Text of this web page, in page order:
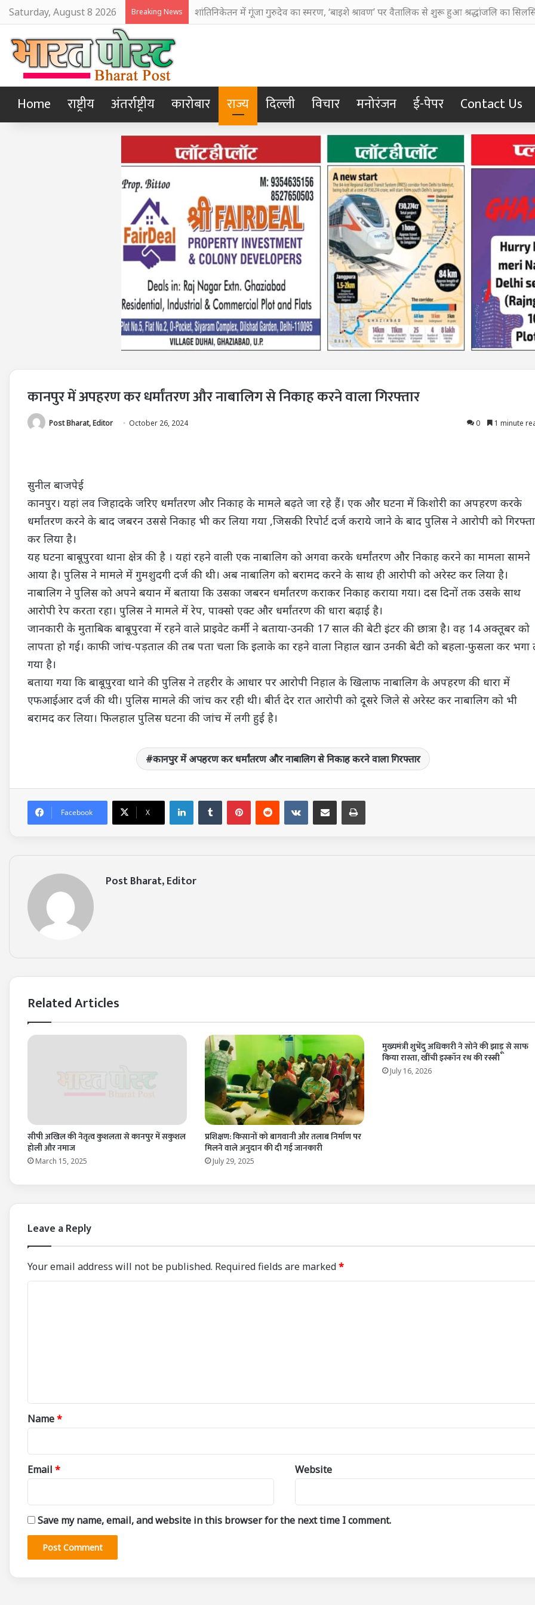
Saturday, August 8 2026 Breaking News अजय नदी में दूषित पानी बहाने का आरोप, चुरूलिया में भाजपा का हल्लाबोल
Home राष्ट्रीय अंतर्राष्ट्रीय कारोबार राज्य दिल्ली विचार मनोरंजन ई-पेपर Contact Us
कानपुर में अपहरण कर धर्मांतरण और नाबालिग से निकाह करने वाला गिरफ्तार
Post Bharat, Editor October 26, 2024 0 1 minute
सुनील बाजपेई
कानपुर। यहां लव जिहादके जरिए धर्मांतरण और निकाह के मामले बढ़ते जा रहे हैं। एक और घटना में किशोरी का अपहरण करके
धर्मांतरण करने के बाद जबरन उससे निकाह भी कर लिया गया ,जिसकी रिपोर्ट दर्ज कराये जाने के बाद पुलिस ने आरोपी को
कर लिया है।
यह घटना बाबूपुरवा थाना क्षेत्र की है । यहां रहने वाली एक नाबालिग को अगवा करके धर्मांतरण और निकाह करने का मामला सामने
आया है। पुलिस ने मामले में गुमशुदगी दर्ज की थी। अब नाबालिग को बरामद करने के साथ ही आरोपी को अरेस्ट कर लिया है।
नाबालिग ने पुलिस को अपने बयान में बताया कि उसका जबरन धर्मांतरण कराकर निकाह कराया गया। दस दिनों तक उसके साथ
आरोपी रेप करता रहा। पुलिस ने मामले में रेप, पाक्सो एक्ट और धर्मांतरण की धारा बढ़ाई है।
जानकारी के मुताबिक बाबूपुरवा में रहने वाले प्राइवेट कर्मी ने बताया-उनकी 17 साल की बेटी इंटर की छात्रा है। वह 14 अक्तूबर को
लापता हो गई। काफी जांच-पड़ताल की तब पता चला कि इलाके का रहने वाला निहाल खान उनकी बेटी को बहला-फुसला कर भगा
गया है।
बताया गया कि बाबूपुरवा थाने की पुलिस ने तहरीर के आधार पर आरोपी निहाल के खिलाफ नाबालिग के अपहरण की धारा में
एफआईआर दर्ज की थी। पुलिस मामले की जांच कर रही थी। बीर्त देर रात आरोपी को दूसरे जिले से अरेस्ट कर नाबालिग को भी
बरामद कर लिया। फिलहाल पुलिस घटना की जांच में लगी हुई है।
कानपुर में अपहरण कर धर्मांतरण और नाबालिग से निकाह करने वाला गिरफ्तार
Facebook X
LinkedInTumblrPinterestRedditVKontakte
Share via Email Print
Post Bharat, Editor
Related Articles
सीपी अखिल की नेतृत्व कुशलता से कानपुर में सकुशल
होली और नमाज
March 15, 2025
प्रशिक्षण: किसानों को बागवानी और तलाब निर्माण पर
मिलने वाले अनुदान की दी गई जानकारी
July 29, 2025
मुख्यमंत्री शुभेंदु अधिकारी ने सोने की झाड़ू से साफ
किया रास्ता, खींची इस्कॉन रथ की रस्सी
July 16, 2026
Leave a Reply
Your email address will not be published. Required fields are marked*
*
Name*
Email * Website
Save my name, email, and website in this browser for the next time I comment.